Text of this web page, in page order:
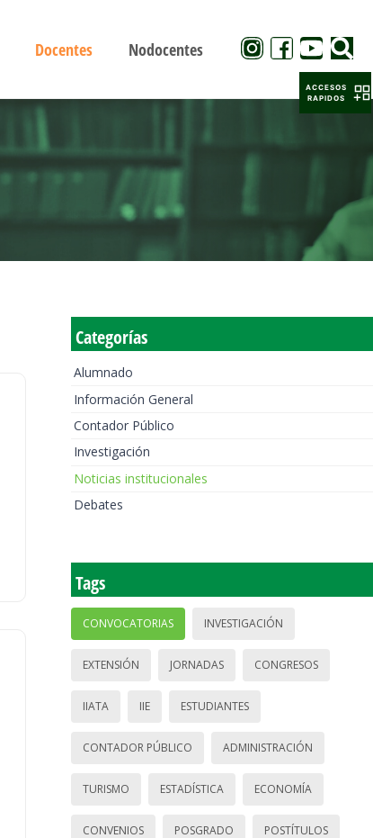
Docentes Nodocentes
Categorías
Alumnado
Información General
Contador Público
Investigación
Noticias institucionales
Debates
Tags
CONVOCATORIAS INVESTIGACIÓN
EXTENSIÓN JORNADAS CONGRESOS
IIATA IIE ESTUDIANTES
CONTADOR PÚBLICO ADMINISTRACIÓN
TURISMO ESTADÍSTICA ECONOMÍA
CONVENIOS POSGRADO POSTÍTULOS
ACCESOS
RAPIDOS